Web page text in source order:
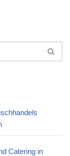
Catering in